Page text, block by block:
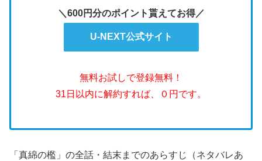
＼600円分のポイント貰えてお得／
U-NEXT公式サイト
無料お試しで登録無料！
31日以内に解約すれば、０円です。
「真綿の檻」の全話・結末までのあらすじ（ネタバレあ